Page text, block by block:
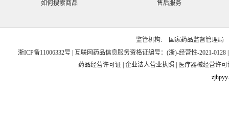
如何搜索商品 售后服务
监管机构:
国家药品监督管理局
浙ICP备11006332号
互联网药品信息服务资格证编号：(浙)-经营性-2021-0128
药品经营许可证
企业法人营业执照
医疗器械经营许可